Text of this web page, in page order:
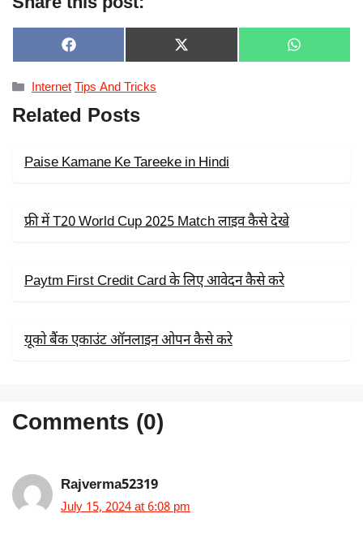
SHARE
ON
F
A
C
E
B
O
SHARE
ON
X
(
R
SHARE
ON
W
H
Categories
Internet Tips And Tricks
Related Posts
Paise Kamane Ke Tareeke in Hindi
फ्री में T20 World Cup 2025 Match लाइव कैसे देखे
Paytm First Credit Card के लिए आवेदन कैसे करे
यूको बैंक एकाउंट ऑनलाइन ओपन कैसे करे
Comments (0)
Rajverma52319
July 15, 2024 at 6:08 pm